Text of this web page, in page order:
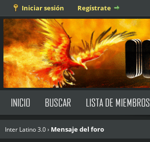
Iniciar sesión Regístrate
INICIO BUSCAR LISTA DE MIEMBROS
Inter Latino 3.0› Mensaje del foro